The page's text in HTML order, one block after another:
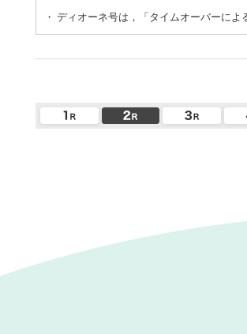
・ ディオーネ号は，「タイムオーバーによ